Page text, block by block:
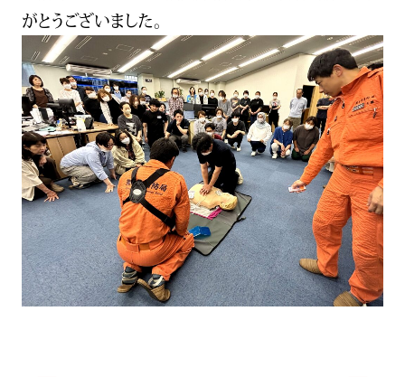
アーカイブス
新着情報
がとうございました。